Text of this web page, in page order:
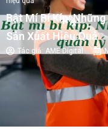
Bật Mí Bí Kíp:
Sản Xuất Hiệu Quả
Tác giả: AME Digital